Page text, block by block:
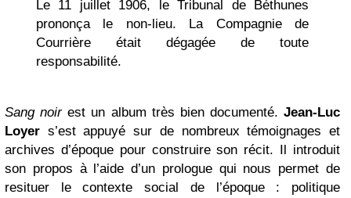
Le 11 juillet 1906, le Tribunal de Béthunes
prononça le non-lieu. La Compagnie de
Courrière était dégagée de toute
responsabilité.
Sang noirest un album très bien documenté. Jean-Luc
Loyer s’est appuyé sur de nombreux témoignages et
archives d’époque pour construire son récit. Il introduit
son propos à l’aide d’un prologue qui nous permet de
resituer le contexte social de l’époque : politique